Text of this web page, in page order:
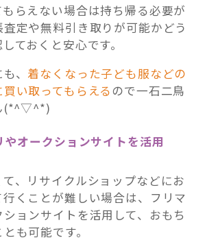
らえない場合は持ち帰る必要が
定や無料引き取りが可能かどう
ておくと安心です。
、 着なくなった子ども服などの
い取ってもらえる ので一石二鳥
(*^▽^*)
やオークションサイトを活用
、リサイクルショップなどにお
くことが難しい場合は、フリマ
ョンサイトを活用して、おもち
も可能です。